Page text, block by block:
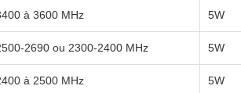
à 3600 MHz 5W
2690 ou 2300-2400 MHz 5W
à 2500 MHz 5W